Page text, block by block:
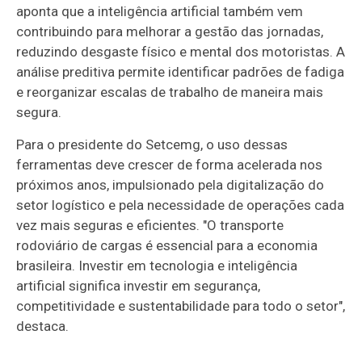
aponta que a inteligência artificial também vem
contribuindo para melhorar a gestão das jornadas,
reduzindo desgaste físico e mental dos motoristas. A
análise preditiva permite identificar padrões de fadiga
e reorganizar escalas de trabalho de maneira mais
segura.
Para o presidente do Setcemg, o uso dessas
ferramentas deve crescer de forma acelerada nos
próximos anos, impulsionado pela digitalização do
setor logístico e pela necessidade de operações cada
vez mais seguras e eficientes. "O transporte
rodoviário de cargas é essencial para a economia
brasileira. Investir em tecnologia e inteligência
artificial significa investir em segurança,
competitividade e sustentabilidade para todo o setor",
destaca.